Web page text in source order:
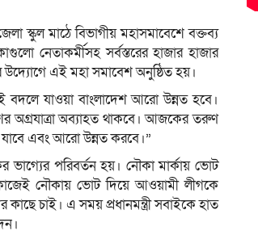
স্কুল মাঠে বিভাগীয় মহাসমাবেশে বক্তব্য
নেতাকর্মীসহ সর্বস্তরের হাজার হাজার
এই মহা সমাবেশ অনুষ্ঠিত হয়।
বদলে যাওয়া বাংলাদেশ আরো উন্নত হবে।
অগ্রযাত্রা অব্যাহত থাকবে। আজকের তরুণ
এবং আরো উন্নত করবে।”
পরিবর্তন হয়। নৌকা মার্কায় ভোট
নৌকায় ভোট দিয়ে আওয়ামী লীগকে
চাই। এ সময় প্রধানমন্ত্রী সবাইকে হাত